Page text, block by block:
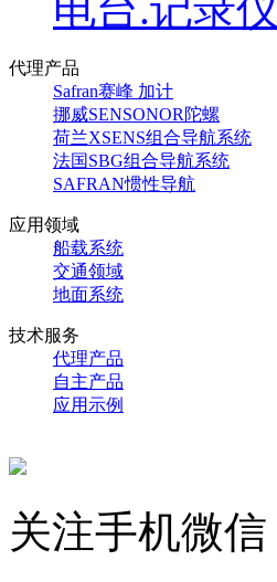
代理产品
Safran赛峰 加计
挪威SENSONOR陀螺
荷兰XSENS组合导航系统
法国SBG组合导航系统
SAFRAN惯性导航
应用领域
船载系统
交通领域
地面系统
技术服务
代理产品
自主产品
应用示例
关注手机微信